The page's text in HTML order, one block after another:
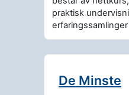
praktisk
De Minste